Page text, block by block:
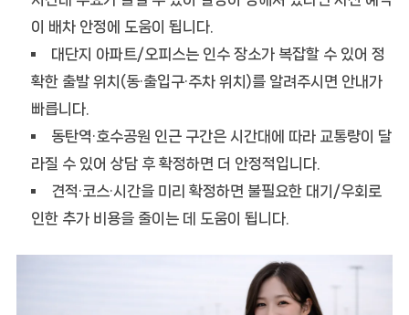
이 배차 안정에 도움이 됩니다.
대단지 아파트/오피스는 인수 장소가 복잡할 수 있어 정
확한 출발 위치(동·출입구·주차 위치)를 알려주시면 안내가
빠릅니다.
동탄역·호수공원 인근 구간은 시간대에 따라 교통량이 달
라질 수 있어 상담 후 확정하면 더 안정적입니다.
견적·코스·시간을 미리 확정하면 불필요한 대기/우회로
인한 추가 비용을 줄이는 데 도움이 됩니다.